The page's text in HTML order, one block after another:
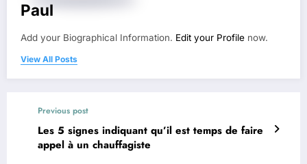
Paul
Add your Biographical Information. Edit your Profile now.
View All Posts
Previous post
Les 5 signes indiquant qu’il est temps de faire
appel à un chauffagiste